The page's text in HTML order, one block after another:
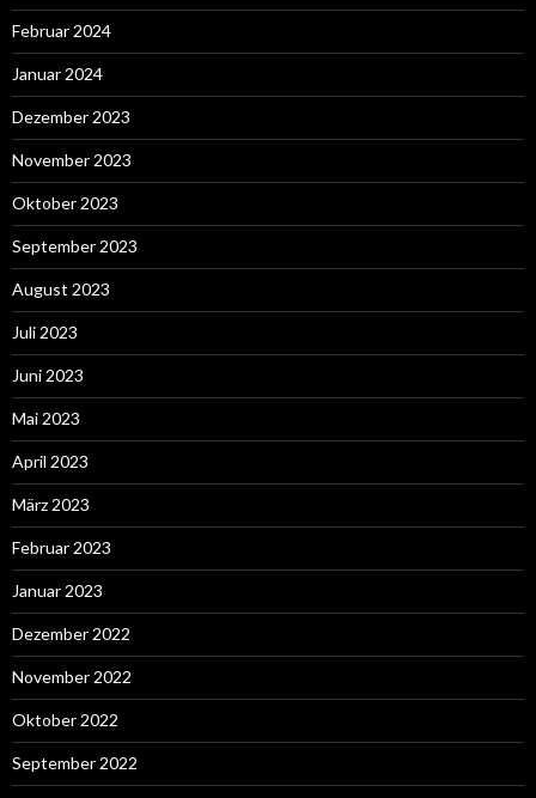
Februar 2024
Januar 2024
Dezember 2023
November 2023
Oktober 2023
September 2023
August 2023
Juli 2023
Juni 2023
Mai 2023
April 2023
März 2023
Februar 2023
Januar 2023
Dezember 2022
November 2022
Oktober 2022
September 2022